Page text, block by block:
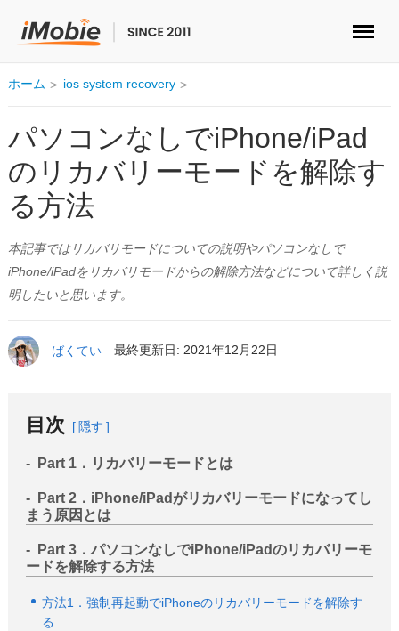
ロック解除&データ復元
データ転送
マルチメディア
便利ツール
ソリューション
ダウンロード
サポート
言語選択
ホーム ios system recovery
パソコンなしでiPhone/iPad
のリカバリーモードを解除す
る方法
本記事ではリカバリモードについての説明やパソコンなしで
iPhone/iPadをリカバリモードからの解除方法などについて詳しく説
明したいと思います。
ばくてい 最終更新日: 2021年12月22日
目次 隠す
Part 1．リカバリーモードとは
Part 2．iPhone/iPadがリカバリーモードになってし
まう原因とは
Part 3．パソコンなしでiPhone/iPadのリカバリーモ
ードを解除する方法
方法1．強制再起動でiPhoneのリカバリーモードを解除す
る